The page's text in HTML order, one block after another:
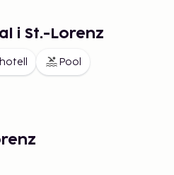
de historiska fasaderna,
utveckling.
och nu finns det både
för familjer – utan att
och det historiska
i St.-Lorenz
Pool